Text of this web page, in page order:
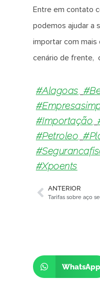
Entre em contato
podemos ajudar a
importar com
cenário de frente,
#Alagoas
#Importação ,
#petroleo ,
#Xpoents
ANTERIOR
WhatsApp